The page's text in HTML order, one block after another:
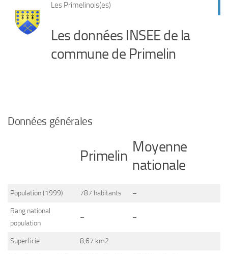
Les Primelinois(es)
Les données INSEE de la
commune de Primelin
Données générales
Primelin
Moyenne
nationale
Population (1999) 787 habitants –
Rang national
population
– –
Superficie 8,67 km2